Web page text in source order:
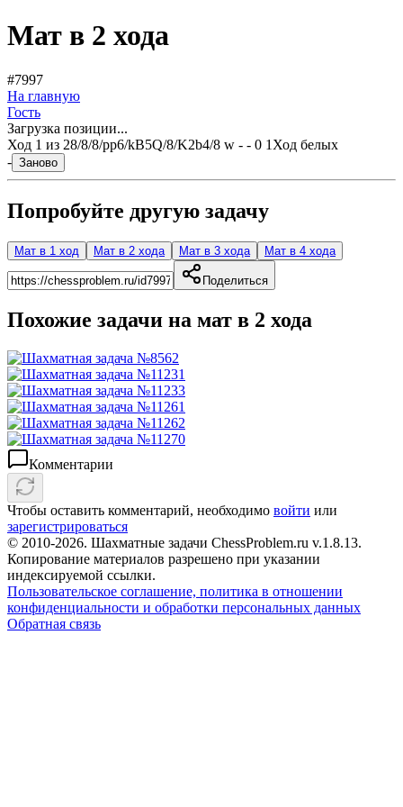
Мат в 2 хода
#7997
На главную
Гость
Загрузка позиции...
Ход 1 из 28/8/8/pp6/kB5Q/8/K2b4/8 w - - 0 1 Ход белых
- Заново
Попробуйте другую задачу
Мат в 1 ход Мат в 2 хода Мат в 3 хода Мат в 4 хода
Поделиться
Похожие задачи на мат в 2 хода
Комментарии
Чтобы оставить комментарий, необходимо войти или
зарегистрироваться
© 2010-2026. Шахматные задачи ChessProblem.ru v.1.8.13.
Копирование материалов разрешено при указании
индексируемой ссылки.
Пользовательское соглашение, политика в отношении
конфиденциальности и обработки персональных данных
Обратная связь